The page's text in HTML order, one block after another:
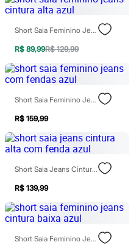
Short Saia Feminino Jeans Cintura Alta Azul
R$ 89,99R$ 129,99
Short Saia Feminino Jeans Com Fendas Azul
R$ 159,99
Short Saia Jeans Cintura Alta Com Fenda Azul
R$ 139,99
Short Saia Feminino Jeans Cintura Baixa Azul